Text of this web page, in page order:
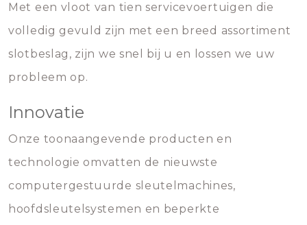
Met een vloot van tien servicevoertuigen die
volledig gevuld zijn met een breed assortiment
slotbeslag, zijn we snel bij u en lossen we uw
probleem op.
Innovatie
Onze toonaangevende producten en
technologie omvatten de nieuwste
computergestuurde sleutelmachines,
hoofdsleutelsystemen en beperkte